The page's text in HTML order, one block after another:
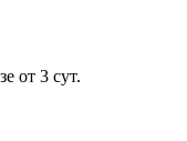
от 3 сут.